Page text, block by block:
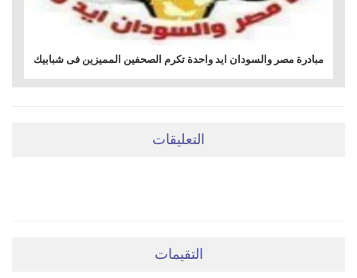
مبادرة مصر والسودان ايد واحدة تكرم الصحفين المميزين فى شبابيك
التعليقات
التقيمات